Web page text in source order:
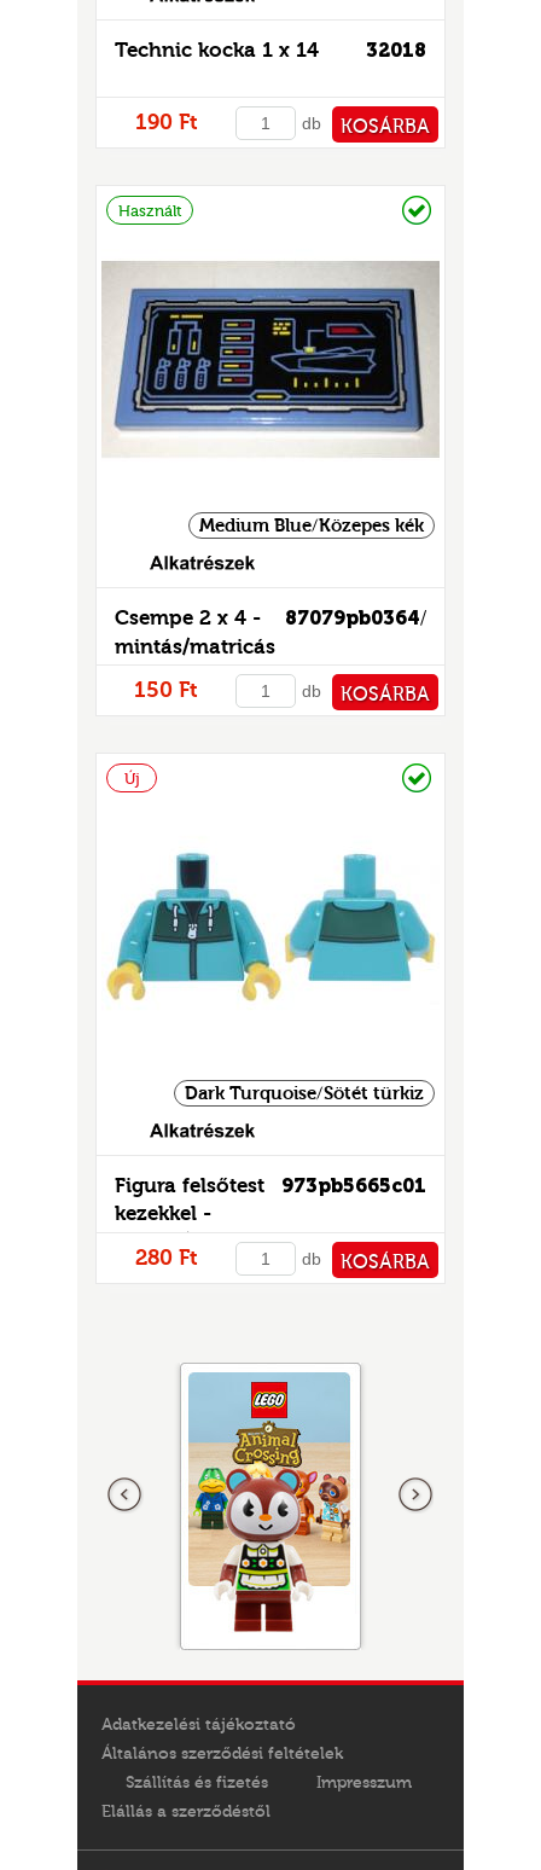
32018
Technic kocka 1 x 14
190 Ft db KOSÁRBA
Használt
Medium Blue/Közepes kék
87079pb0364/
Csempe 2 x 4 -
mintás/matricás
150 Ft db KOSÁRBA
Új
Dark Turquoise/Sötét türkiz
973pb5665c01
Figura felsőtest
kezekkel -
mintás/matricás
280 Ft db KOSÁRBA
Adatkezelési tájékoztató
Általános szerződési feltételek
Szállítás és fizetés
Impresszum
Elállás a szerződéstől